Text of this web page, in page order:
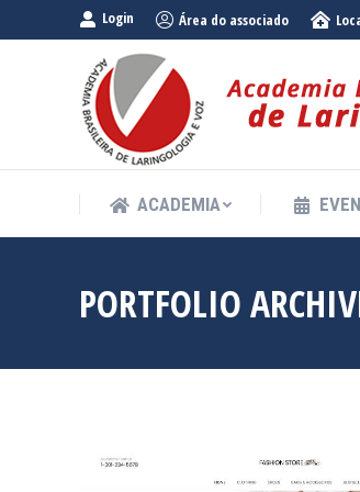
Login Área do associado
ACADEMIA
PORTFOLIO
ACADEMIA